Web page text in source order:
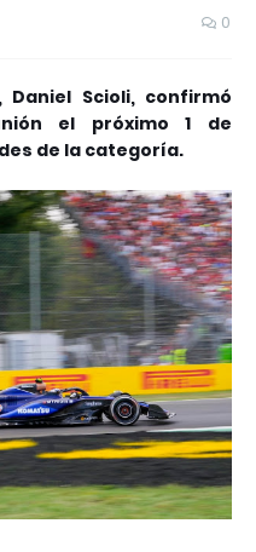
0
Scioli, confirmó
el próximo 1 de
de la categoría.